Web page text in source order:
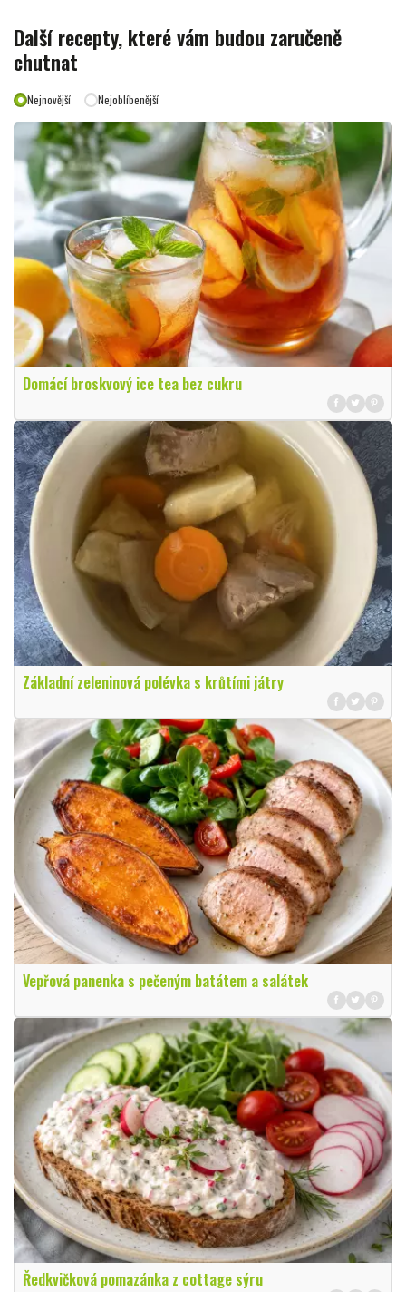
Další recepty, které vám budou zaručeně
chutnat
Nejnovější Nejoblíbenější
Domácí broskvový ice tea bez cukru
Základní zeleninová polévka s krůtími játry
Vepřová panenka s pečeným batátem a salátek
Ředkvičková pomazánka z cottage sýru